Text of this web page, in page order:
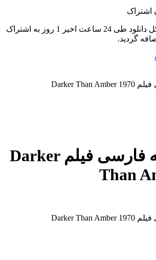
اشتراک
با توجه به مشکل دانلود طی 24 ساعت اخیر 1 روز به اشتراک
گردید.
دانلود دوبله فارسی فیلم Darker
Than